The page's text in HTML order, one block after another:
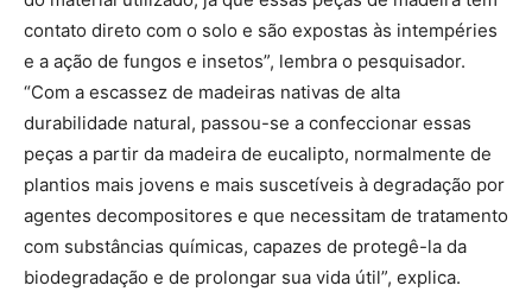
contato direto com o solo e são expostas às intempéries
e a ação de fungos e insetos”, lembra o pesquisador.
“Com a escassez de madeiras nativas de alta
durabilidade natural, passou-se a confeccionar essas
peças a partir da madeira de eucalipto, normalmente de
plantios mais jovens e mais suscetíveis à degradação por
agentes decompositores e que necessitam de tratamento
com substâncias químicas, capazes de protegê-la da
biodegradação e de prolongar sua vida útil”, explica.